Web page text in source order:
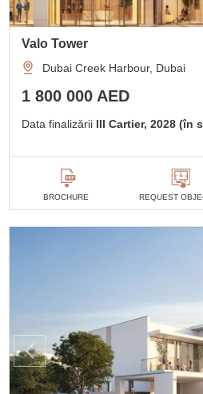
Valo Tower
Dubai Creek Harbour, Dubai
1 800 000 AED
Data finalizării III Cartier, 2028 (în
BROCHURE REQUEST